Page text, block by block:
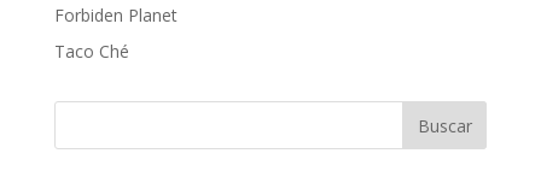
Forbiden Planet
Taco Ché